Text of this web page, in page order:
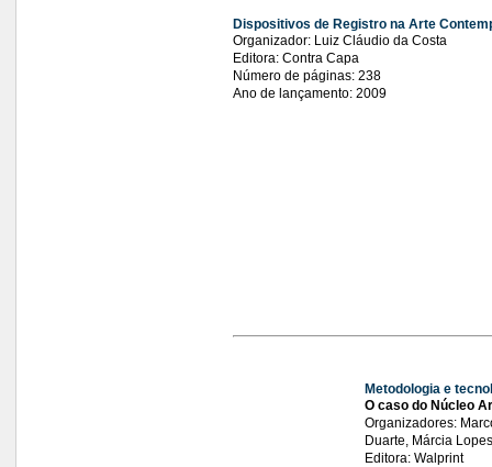
Dispositivos de Registro na Arte
Organizador: Luiz Cláudio da Costa
Editora: Contra Capa
Número de páginas: 238
Ano de lançamento: 2009
Metodologia e
O caso do Núcleo
Organizadores:
Duarte, Márcia
Editora: Walprint